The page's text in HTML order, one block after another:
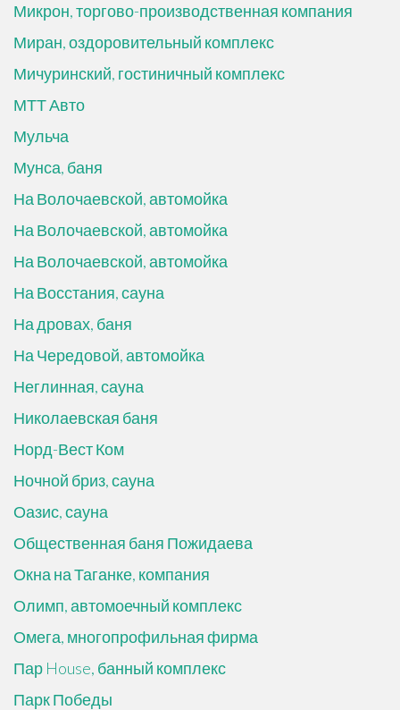
Микрон, торгово-производственная компания
Миран, оздоровительный комплекс
Мичуринский, гостиничный комплекс
МТТ Авто
Мульча
Мунса, баня
На Волочаевской, автомойка
На Волочаевской, автомойка
На Волочаевской, автомойка
На Восстания, сауна
На дровах, баня
На Чередовой, автомойка
Неглинная, сауна
Николаевская баня
Норд-Вест Ком
Ночной бриз, сауна
Оазис, сауна
Общественная баня Пожидаева
Окна на Таганке, компания
Олимп, автомоечный комплекс
Омега, многопрофильная фирма
Пар House, банный комплекс
Парк Победы